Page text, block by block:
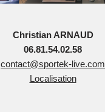
Christian ARNAUD
06.81.54.02.58
contact@sportek-live.com
Localisation